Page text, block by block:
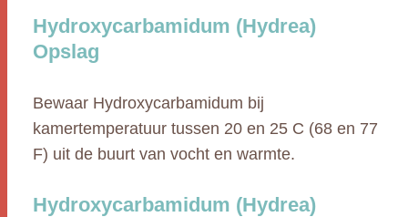
Hydroxycarbamidum (Hydrea)
Opslag
Bewaar Hydroxycarbamidum bij
kamertemperatuur tussen 20 en 25 C (68 en 77
F) uit de buurt van vocht en warmte.
Hydroxycarbamidum (Hydrea)